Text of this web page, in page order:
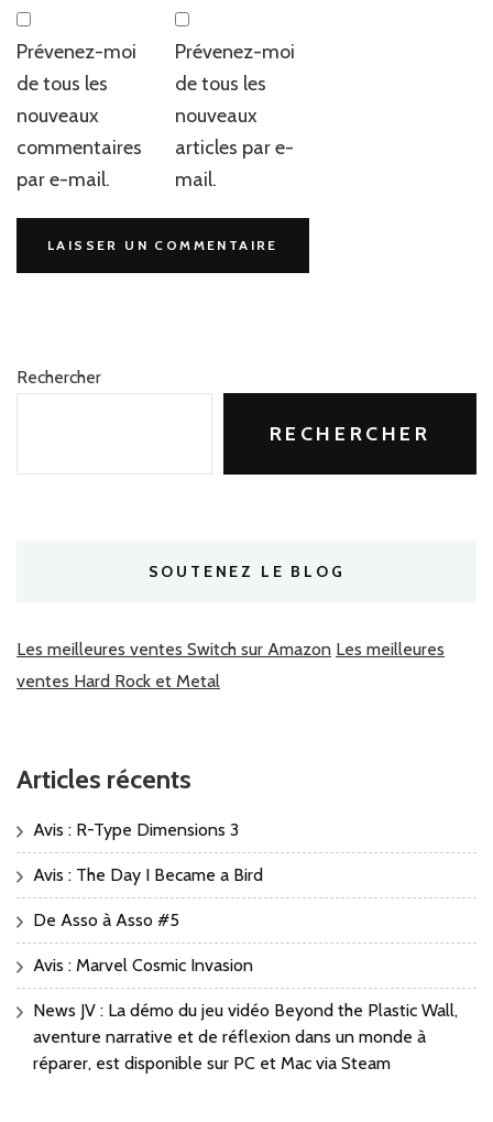
Prévenez-moi
de tous les
nouveaux
commentaires
par e-mail.
Prévenez-moi
de tous les
nouveaux
articles par e-
mail.
Rechercher
RECHERCHER
SOUTENEZ LE BLOG
Les meilleures ventes Switch sur Amazon Les meilleures
ventes Hard Rock et Metal
Articles récents
Avis : R-Type Dimensions 3
Avis : The Day I Became a Bird
De Asso à Asso #5
Avis : Marvel Cosmic Invasion
News JV : La démo du jeu vidéo Beyond the Plastic Wall,
aventure narrative et de réflexion dans un monde à
réparer, est disponible sur PC et Mac via Steam